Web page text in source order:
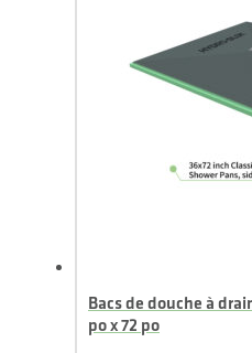
Bacs de douche à
po x 72 po